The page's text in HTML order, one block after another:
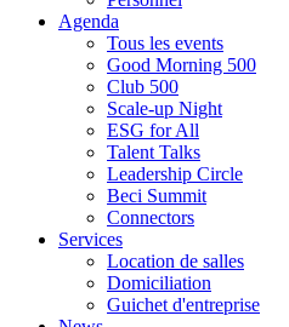
Agenda
Tous les events
Good Morning 500
Club 500
Scale-up Night
ESG for All
Talent Talks
Leadership Circle
Beci Summit
Connectors
Services
Location de salles
Domiciliation
Guichet d'entreprise